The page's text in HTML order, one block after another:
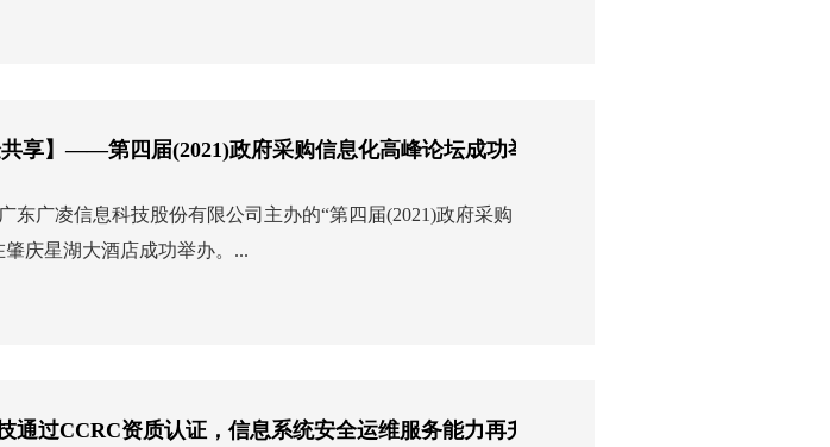
共享】——第四届(2021)政府采购信息化高峰论坛成功举办
东广凌信息科技股份有限公司主办的“第四届(2021)政府采购
庆星湖大酒店成功举办。...
通过CCRC资质认证，信息系统安全运维服务能力再升级！